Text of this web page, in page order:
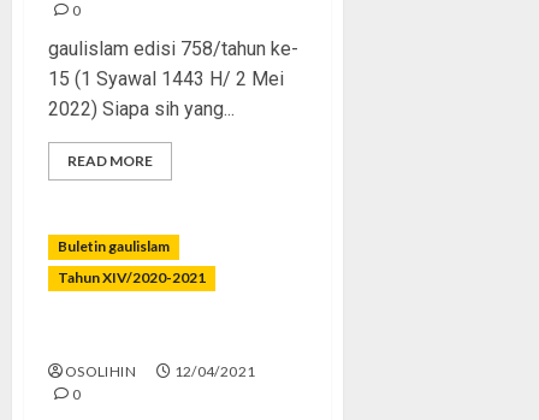
0
gaulislam edisi 758/tahun ke-
15 (1 Syawal 1443 H/ 2 Mei
2022) Siapa sih yang...
READ MORE
Buletin gaulislam
Tahun XIV/2020-2021
OSOLIHIN
12/04/2021
0